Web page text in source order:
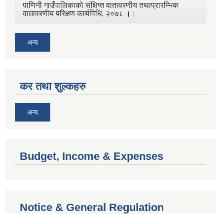
पाणिनी गाउँपालिकाको संक्षिप्त वातावरणीय तथाप्रारम्भिक
वातावरणीय परिक्षण कार्यविधि, २०७८ ।।
अन्य
कर तथा शुल्कहरु
अन्य
Budget, Income & Expenses
Notice & General Regulation